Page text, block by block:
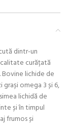
dintr-un
curățată
lichide de
omega 3 și 6,
lichidă de
și în timpul
frumos și